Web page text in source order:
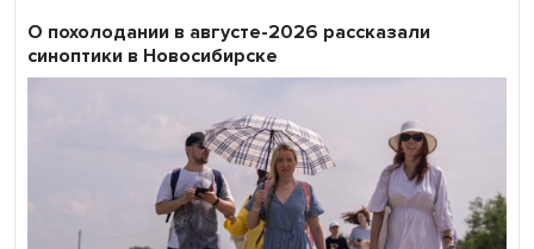
О похолодании в августе-2026 рассказали
синоптики в Новосибирске